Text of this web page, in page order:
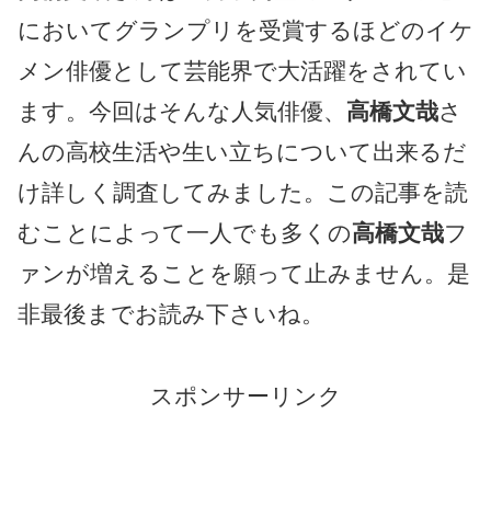
においてグランプリを受賞するほどのイケ
メン俳優として芸能界で大活躍をされてい
ます。今回はそんな人気俳優、 高橋文哉さ
んの高校生活や生い立ちについて出来るだ
け詳しく調査してみました。この記事を読
むことによって一人でも多くの高橋文哉フ
ァンが増えることを願って止みません。是
非最後までお読み下さいね。
スポンサーリンク